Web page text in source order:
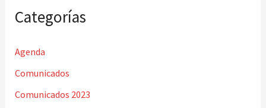
Categorías
Agenda
Comunicados
Comunicados 2023